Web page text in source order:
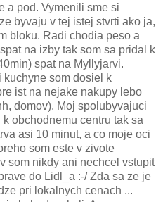
a pod. Vymenili sme si
byvaju v tej istej stvrti ako ja,
bloku. Radi chodia peso a
na izby tak som sa pridal k
spat na Myllyjarvi.
kuchyne som dosiel k
ist na nejake nakupy lebo
domov). Moj spolubyvajuci
obchodnemu centru tak sa
asi 10 minut, a co moje oci
som este v zivote
som nikdy ani nechcel vstupit
do Lidl_a :-/ Zda sa ze je
pri lokalnych cenach ...